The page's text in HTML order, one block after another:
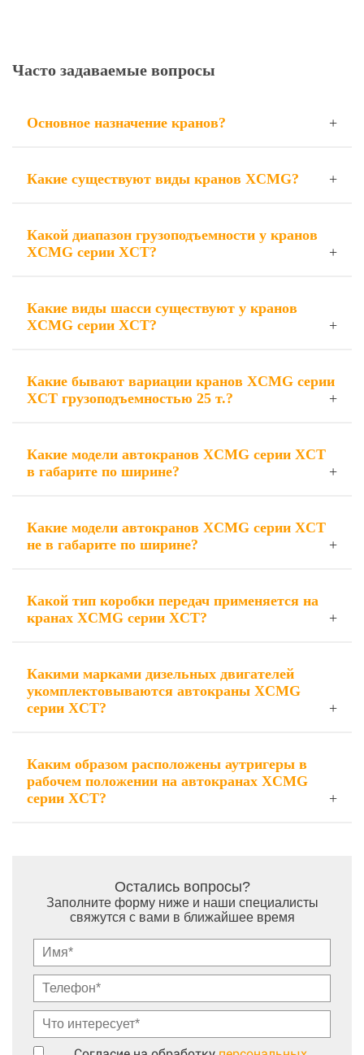
Часто задаваемые вопросы
Основное назначение кранов?
Какие существуют виды кранов XCMG?
Какой диапазон грузоподъемности у кранов
XCMG серии XCT?
Какие виды шасси существуют у кранов
XCMG серии XCT?
Какие бывают вариации кранов XCMG серии
XCT грузоподъемностью 25 т.?
Какие модели автокранов XCMG серии XCT
в габарите по ширине?
Какие модели автокранов XCMG серии XCT
не в габарите по ширине?
Какой тип коробки передач применяется на
кранах XCMG серии XCT?
Какими марками дизельных двигателей
укомплектовываются автокраны XCMG
серии XCT?
Каким образом расположены аутригеры в
рабочем положении на автокранах XCMG
серии XCT?
Остались вопросы?
Заполните форму ниже и наши специалисты
свяжутся с вами в ближайшее время